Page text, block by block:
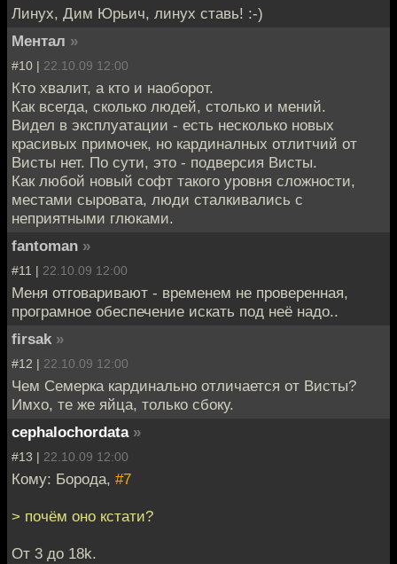
Линух, Дим Юрьич, линух ставь! :-)
Ментал »
#10 | 22.10.09 12:00
Кто хвалит, а кто и наоборот.
Как всегда, сколько людей, столько и мений.
Видел в эксплуатации - есть несколько новых
красивых примочек, но кардиналных отлитчий от
Висты нет. По сути, это - подверсия Висты.
Как любой новый софт такого уровня сложности,
местами сыровата, люди сталкивались с
неприятными глюками.
fantoman »
#11 | 22.10.09 12:00
Меня отговаривают - временем не проверенная,
програмное обеспечение искать под неё надо..
firsak »
#12 | 22.10.09 12:00
Чем Семерка кардинально отличается от Висты?
Имхо, те же яйца, только сбоку.
cephalochordata »
#13 | 22.10.09 12:00
Кому: Борода, #7
> почём оно кстати?
От 3 до 18k.